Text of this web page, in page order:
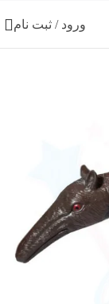
ورود / ثبت نام